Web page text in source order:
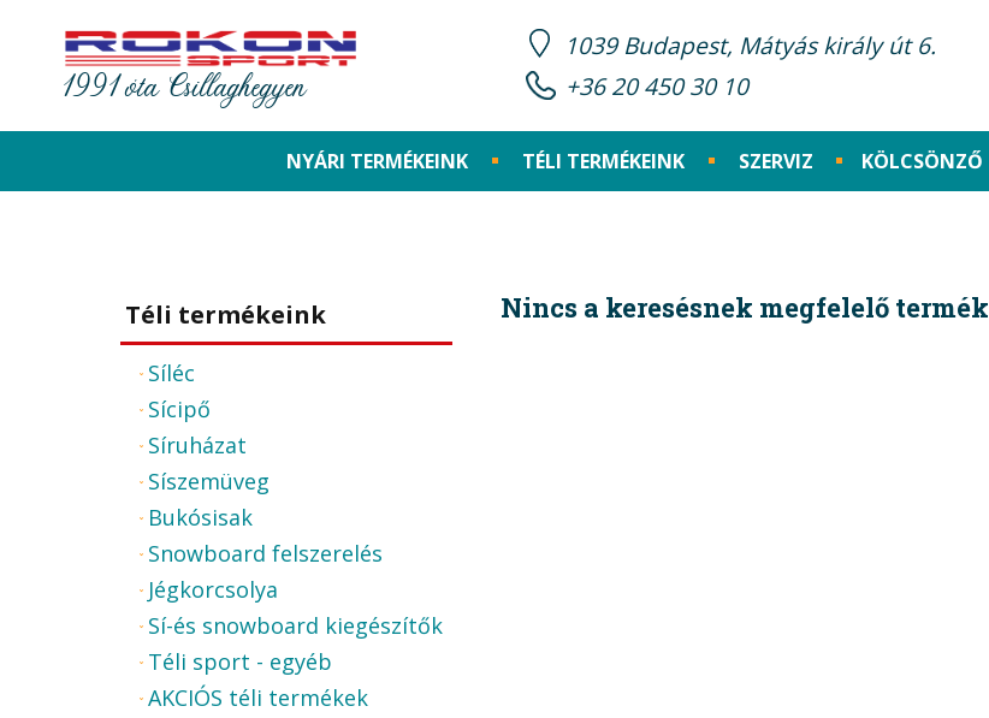
1991 óta Csillaghegyen
1039 Budapest, Mátyás király út 6.
+36 20 450 30 10
NYÁRI TERMÉKEINK TÉLI TERMÉKEINK SZERVIZ KÖLCSÖNZŐ
Téli termékeink
Síléc
Sícipő
Síruházat
Síszemüveg
Bukósisak
Snowboard felszerelés
Jégkorcsolya
Sí-és snowboard kiegészítők
Téli sport - egyéb
AKCIÓS téli termékek
Nincs a keresésnek megfelelő termék